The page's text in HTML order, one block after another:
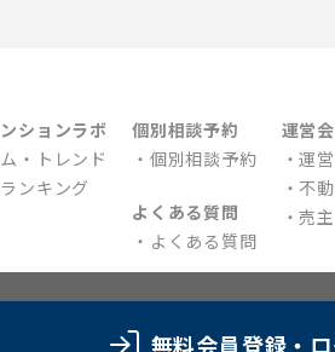
無料会員登録 ・
ションラボ
・トレンド
ンキング
個別相談予約
個別相談予約
よくある質問
よくある質問
運営
運
不
売